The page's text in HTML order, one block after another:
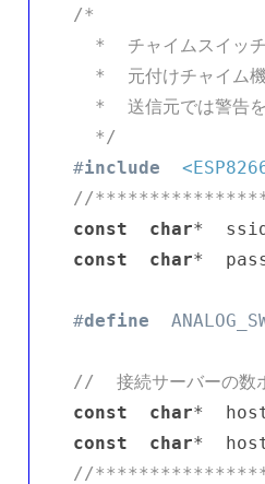
/*
*  チャイムスイッ
*  元付けチャイム
*  送信元では警告
  */
#include
//
const
char*
const
char*
#define
//  接続サーバーの数
const
char*
const
char*
//